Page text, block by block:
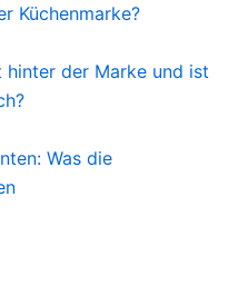
Küchenmarke?
hinter der Marke und ist
Was die